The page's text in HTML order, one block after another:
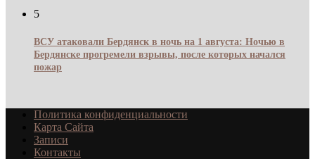
5
ВСУ атаковали Бердянск в ночь на 1 августа: Ночью в
Бердянске прогремели взрывы, после которых начался
пожар
Политика конфиденциальности
Карта Сайта
Записи
Контакты